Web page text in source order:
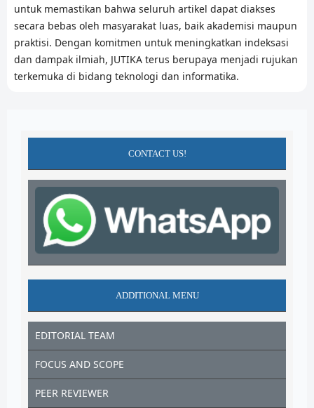
untuk memastikan bahwa seluruh artikel dapat diakses
secara bebas oleh masyarakat luas, baik akademisi maupun
praktisi. Dengan komitmen untuk meningkatkan indeksasi
dan dampak ilmiah, JUTIKA terus berupaya menjadi rujukan
terkemuka di bidang teknologi dan informatika.
CONTACT US!
ADDITIONAL MENU
EDITORIAL TEAM
FOCUS AND SCOPE
PEER REVIEWER